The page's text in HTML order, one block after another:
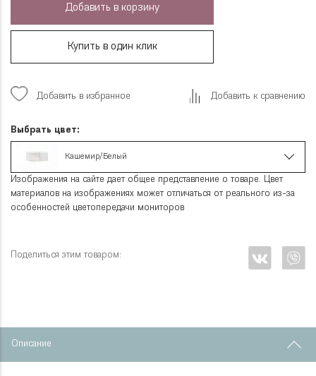
Добавить в корзину
Купить в один клик
Добавить в избранное Добавить к сравнению
Выбрать цвет:
Кашемир/Белый
Изображения на сайте дает общее представление о товаре. Цвет
материалов на изображениях может отличаться от реального из-за
особенностей цветопередачи мониторов
Поделиться этим товаром:
Описание